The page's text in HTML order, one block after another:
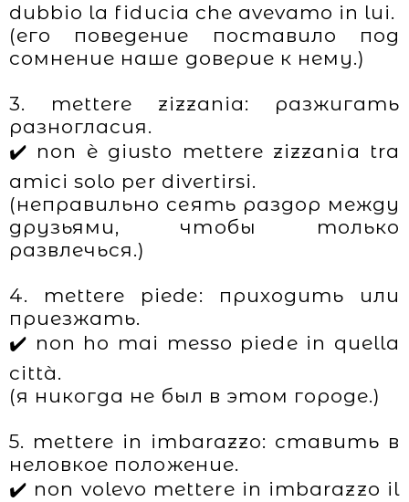
dubbio la fiducia che avevamo in lui.
(его поведение поставило под
сомнение наше доверие к нему.)
3. mettere zizzania: разжигать
разногласия.
✔️ non è giusto mettere zizzania tra
amici solo per divertirsi.
(неправильно сеять раздор между
друзьями, чтобы только
развлечься.)
4. mettere piede: приходить или
приезжать.
✔️ non ho mai messo piede in quella
città.
(я никогда не был в этом городе.)
5. mettere in imbarazzo: ставить в
неловкое положение.
✔️ non volevo mettere in imbarazzo il